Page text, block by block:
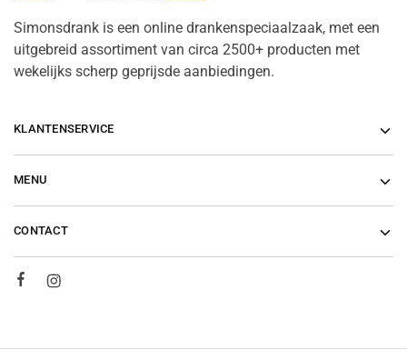
Simonsdrank is een online drankenspeciaalzaak, met een
uitgebreid assortiment van circa 2500+ producten met
wekelijks scherp geprijsde aanbiedingen.
KLANTENSERVICE
MENU
CONTACT